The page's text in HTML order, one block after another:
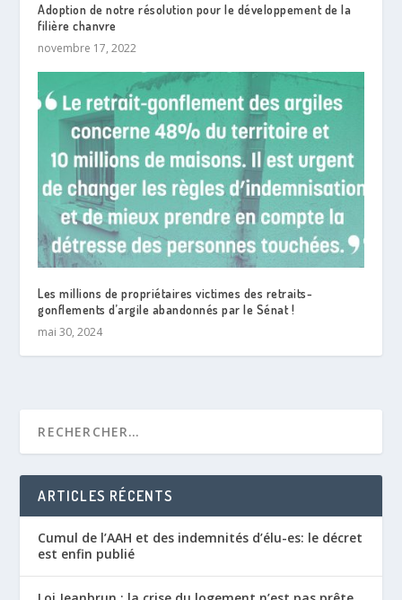
Adoption de notre résolution pour le développement de la
filière chanvre
novembre 17, 2022
Les millions de propriétaires victimes des retraits-
gonflements d’argile abandonnés par le Sénat !
mai 30, 2024
ARTICLES RÉCENTS
Cumul de l’AAH et des indemnités d’élu-es: le décret
est enfin publié